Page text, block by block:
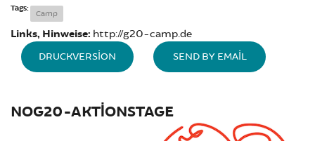
Tags:
Camp
Links, Hinweise: http://g20-camp.de
DRUCKVERSION SEND BY EMAIL
NOG20-AKTIONSTAGE